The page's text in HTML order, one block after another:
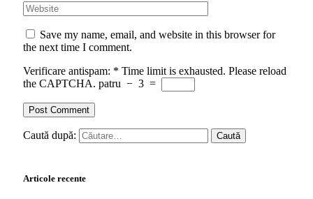
Save my name, email, and website in this browser for
the next time I comment.
Verificare antispam: * Time limit is exhausted. Please reload
the CAPTCHA. patru − 3 =
Caută după:
Articole recente